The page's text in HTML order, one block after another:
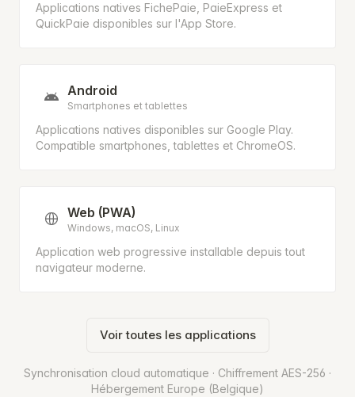
Applications natives FichePaie, PaieExpress et
QuickPaie disponibles sur l'App Store.
Android
Smartphones et tablettes
Applications natives disponibles sur Google Play.
Compatible smartphones, tablettes et ChromeOS.
Web (PWA)
Windows, macOS, Linux
Application web progressive installable depuis tout
navigateur moderne.
Voir toutes les applications
Synchronisation cloud automatique · Chiffrement AES-256 ·
Hébergement Europe (Belgique)